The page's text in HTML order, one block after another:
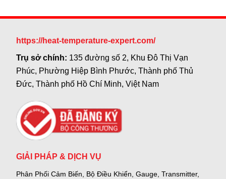
https://heat-temperature-expert.com/
Trụ sở chính: 135 đường số 2, Khu Đô Thị Vạn
Phúc, Phường Hiệp Bình Phước, Thành phố Thủ
Đức, Thành phố Hồ Chí Minh, Việt Nam
GIẢI PHÁP & DỊCH VỤ
Phân Phối Cảm Biến, Bộ Điều Khiển, Gauge, Transmitter,